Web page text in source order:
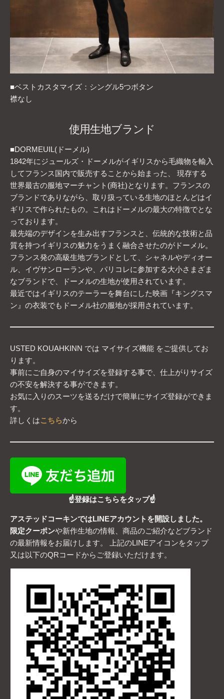
■ベストカスタマイズ：シングル5つボタン
襟なし
使用生地ブランド
■DORMEUIL(ドーメル)
1842年にジュールズ・ドーメルがイギリスから毛織物を輸入
してフランス国内で販売することから始まった、 現存する
世界最古の服地マーチャント(商社)となります。フランスの
ブランドでありながら、取り扱っている生地のほとんどはイ
ギリスで作られたもの。これはドーメルの最大の特徴でとな
っております。
最先端のデザインを生み出すフランスと、伝統的な技術と品
質を持つイギリスの魅力をうまく融合させたのがドーメル。
フランス発の高級生地ブランドとして、シャネルやディオー
ル、イヴサンローランや、パリコレに参加する大小さまざま
なブランドで、ドーメルの生地が使用されています。
最近ではイギリスのテーラーを舞台にした映画『キングスマ
ン』の衣装でもドーメル社の服地が採用されています。
USTED KOUAHKINN では マイサイズ機能 をご提供してお
ります。
事前にご自身のマイサイズを登録する事で、仕上がりサイズ
の不安を解決する事ができます。
お気に入りのスーツを送るだけで簡単にサイズ登録ができま
す。
詳しくはこちらから
☝登録はこちらをタップ☝
アステッドコーキンではLINEアカウントを開設しました。
限定クーポンや新作生地の情報、商品のご紹介などブランド
の最新情報をお届けします。 上記のLINEアイコンをタップ
又は以下のQRコードからご登録いただけます。